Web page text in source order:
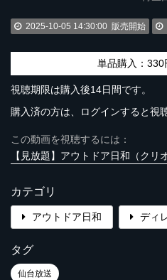
2025-10-05 14:30:00 販売開始
単品購入：330
視聴期限は購入後14日間です。
購入済の方は、ログインすると視
この動画を視聴するには：
【見放題】アウトドア日和（クリ
カテゴリ
アウトドア日和 ディ
タグ
仙台放送